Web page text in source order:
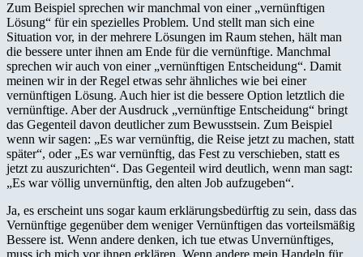
Zum Beispiel sprechen wir manchmal von einer „vernünftigen
Lösung“ für ein spezielles Problem. Und stellt man sich eine
Situation vor, in der mehrere Lösungen im Raum stehen, hält man
die bessere unter ihnen am Ende für die vernünftige. Manchmal
sprechen wir auch von einer „vernünftigen Entscheidung“. Damit
meinen wir in der Regel etwas sehr ähnliches wie bei einer
vernünftigen Lösung. Auch hier ist die bessere Option letztlich die
vernünftige. Aber der Ausdruck „vernünftige Entscheidung“ bringt
das Gegenteil davon deutlicher zum Bewusstsein. Zum Beispiel
wenn wir sagen: „Es war vernünftig, die Reise jetzt zu machen, statt
später“, oder „Es war vernünftig, das Fest zu verschieben, statt es
jetzt zu auszurichten“. Das Gegenteil wird deutlich, wenn man sagt:
„Es war völlig unvernünftig, den alten Job aufzugeben“.
Ja, es erscheint uns sogar kaum erklärungsbedürftig zu sein, dass das
Vernünftige gegenüber dem weniger Vernünftigen das vorteilsmäßig
Bessere ist. Wenn andere denken, ich tue etwas Unvernünftiges,